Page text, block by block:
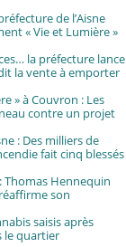
de l’Aisne
« Vie et Lumière »
la préfecture lance
la vente à emporter
» à Couvron : Les
contre un projet
: Des milliers de
fait cinq blessés
Thomas Hennequin
son
saisis après
le quartier